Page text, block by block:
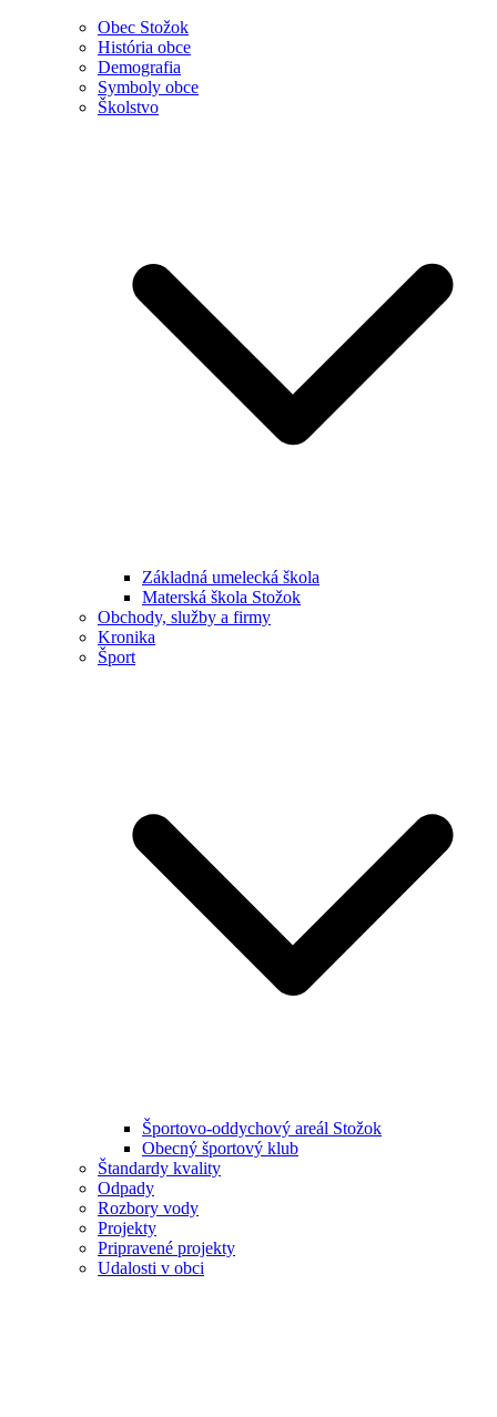
Obec Stožok
História obce
Demografia
Symboly obce
Školstvo
Základná umelecká škola
Materská škola Stožok
Obchody, služby a firmy
Kronika
Šport
Športovo-oddychový areál Stožok
Obecný športový klub
Štandardy kvality
Odpady
Rozbory vody
Projekty
Pripravené projekty
Udalosti v obci